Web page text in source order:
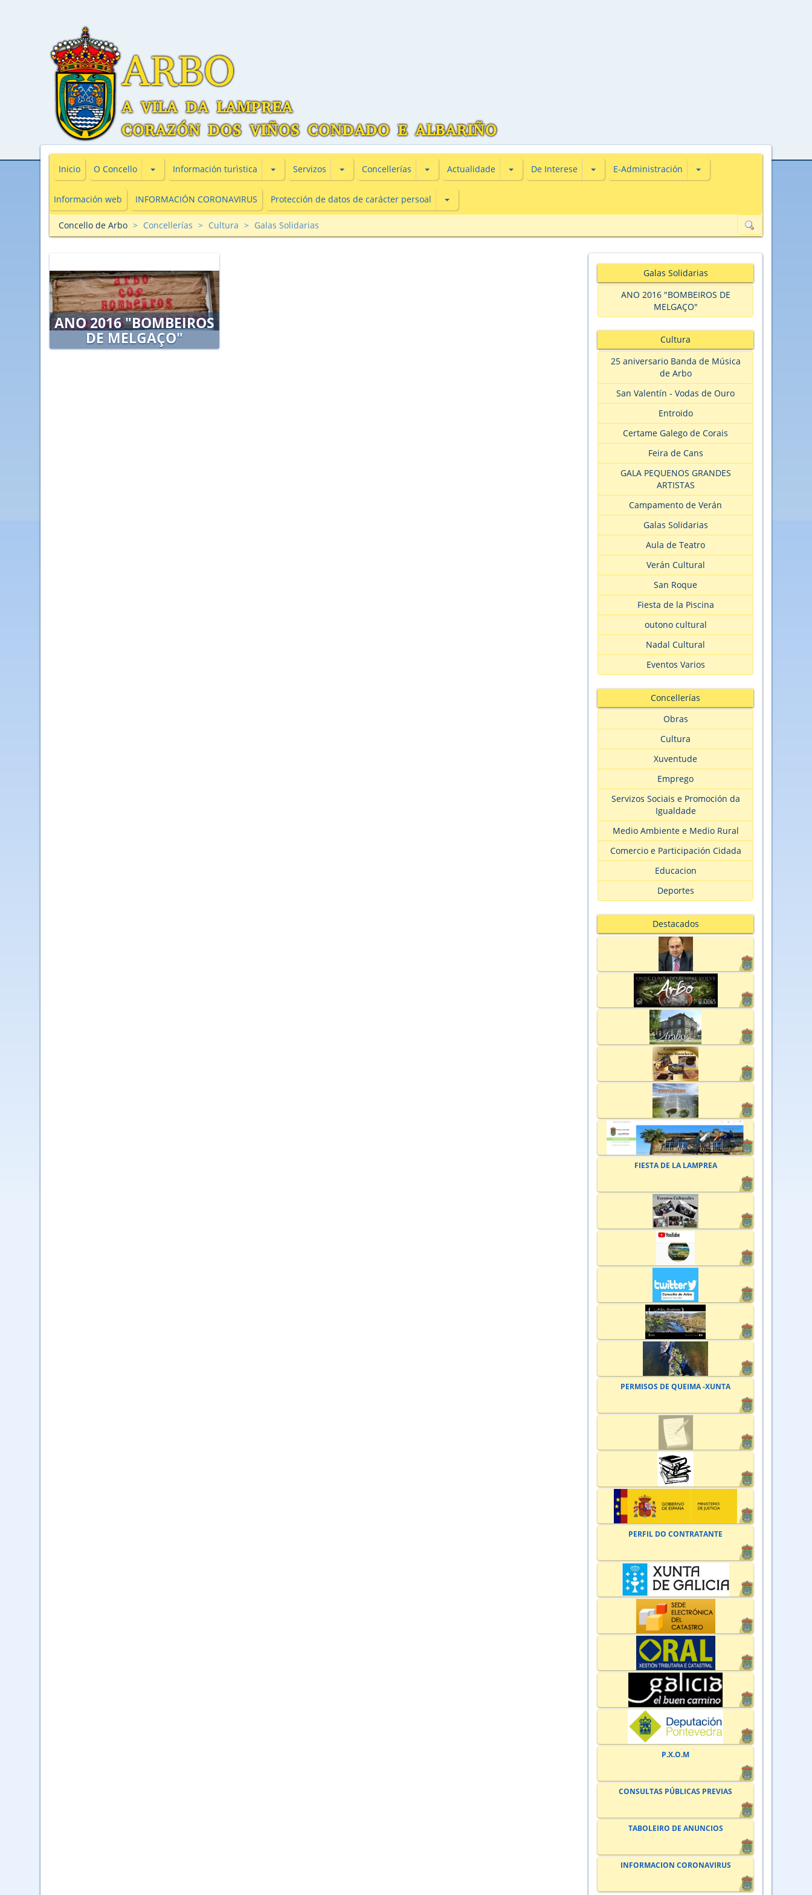
Inicio O Concello Subsecciones de O Concello
Información turìstica Subsecciones de Información turìstica
Servizos Subsecciones de Servizos
Concellerías Subsecciones de Concellerías
Actualidade Subsecciones de Actualidade
De Interese Subsecciones de De Interese
E-Administración Subsecciones de E-
Información web INFORMACIÓN CORONAVIRUS Protección de datos de carácter persoal Subsecciones de Protección de datos de carácter persoal
Concello de Arbo Concellerías Cultura Galas Solidarias
ANO 2016 "BOMBEIROS
DE MELGAÇO"
Galas Solidarias
ANO 2016 "BOMBEIROS DE
MELGAÇO"
Cultura
25 aniversario Banda de Música
de Arbo
San Valentín - Vodas de Ouro
Entroido
Certame Galego de Corais
Feira de Cans
GALA PEQUENOS GRANDES
ARTISTAS
Campamento de Verán
Galas Solidarias
Aula de Teatro
Verán Cultural
San Roque
Fiesta de la Piscina
outono cultural
Nadal Cultural
Eventos Varios
Concellerías
Obras
Cultura
Xuventude
Emprego
Servizos Sociais e Promoción da
Igualdade
Medio Ambiente e Medio Rural
Comercio e Participación Cidada
Educacion
Deportes
Destacados
FIESTA DE LA LAMPREA
PERMISOS DE QUEIMA -XUNTA
PERFIL DO CONTRATANTE
P.X.O.M
CONSULTAS PÚBLICAS PREVIAS
TABOLEIRO DE ANUNCIOS
INFORMACION CORONAVIRUS